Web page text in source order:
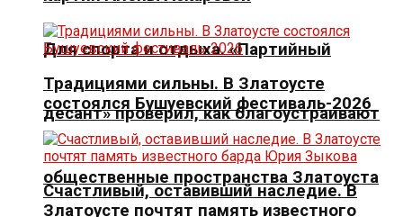
Для спорта и отдыха. «Партийный
десант» проверил, как благоустраивают
общественные пространства Златоуста
Традициями сильны. В Златоусте
состоялся Бушуевский фестиваль-2026
Счастливый, оставивший наследие. В
Златоусте почтят память известного